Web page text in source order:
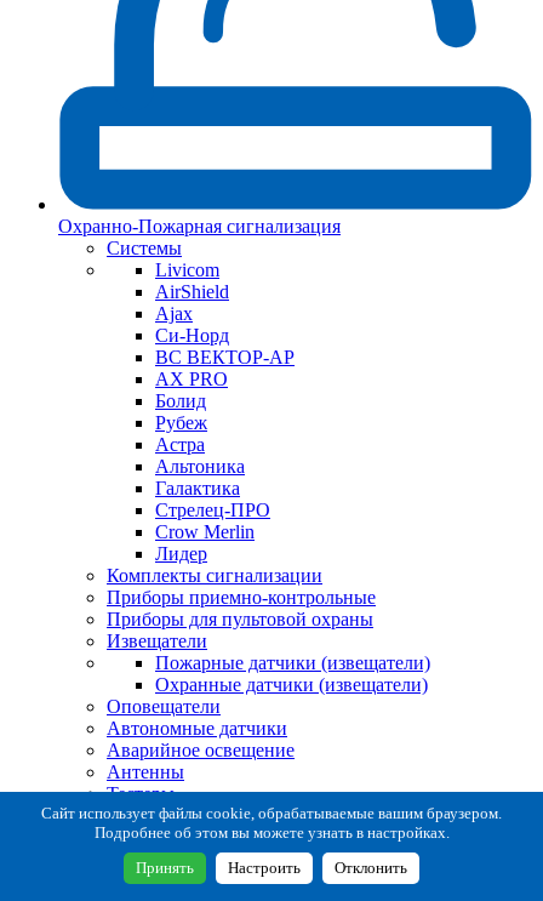
Охранно-Пожарная сигнализация
Системы
Livicom
AirShield
Ajax
Си-Норд
ВС ВЕКТОР-АР
AX PRO
Болид
Рубеж
Астра
Альтоника
Галактика
Стрелец-ПРО
Crow Merlin
Лидер
Комплекты сигнализации
Приборы приемно-контрольные
Приборы для пультовой охраны
Извещатели
Пожарные датчики (извещатели)
Охранные датчики (извещатели)
Оповещатели
Автономные датчики
Аварийное освещение
Антенны
Тестеры
Система сбора извещений
Расходные и монтажные материалы
Коробки коммутационные
Кронштейны для извещателей
Сайт использует файлы cookie, обрабатываемые вашим браузером.
Подробнее об этом вы можете узнать в настройках.
Принять Настроить Отклонить